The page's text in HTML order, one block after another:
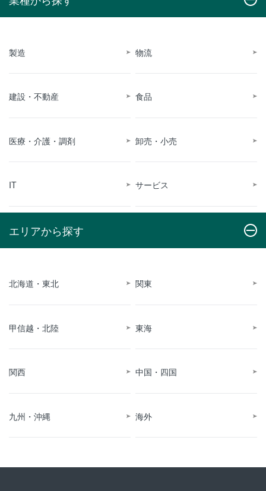
製造 物流
建設・不動産 食品
医療・介護・調剤 卸売・小売
IT サービス
エリアから探す
北海道・東北 関東
甲信越・北陸 東海
関西 中国・四国
九州・沖縄 海外